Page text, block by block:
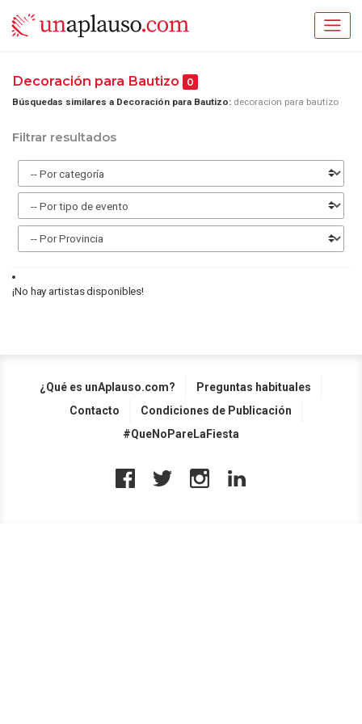
Decoración para Bautizo 0
Búsquedas similares a Decoración para Bautizo: decoracion para bautizo
Filtrar resultados
¡No hay artistas disponibles!
¿Qué es unAplauso.com?
Preguntas habituales
Contacto
Condiciones de Publicación
#QueNoPareLaFiesta